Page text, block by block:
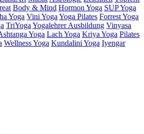
Body & Mind Hormon Yoga SUP Yoga
Yoga Vini Yoga Yoga Pilates Forrest Yoga
TriYoga Yogalehrer Ausbildung Vinyasa
Yoga Lach Yoga Kriya Yoga Pilates
Wellness Yoga Kundalini Yoga Iyengar